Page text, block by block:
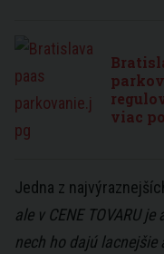
viac
Jedna z
ale v CENE TOVARU
nech ho dajú